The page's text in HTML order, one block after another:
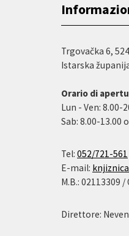
Trgovačka 6,
Istarska
Orario di
Lun - Ven: 8.00-
Sab: 8.00-13.00
Tel: 052/721-561
E-mail:
M.B.: 02113309
Direttore: